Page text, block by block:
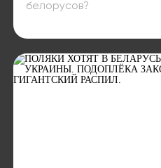
белорусов?